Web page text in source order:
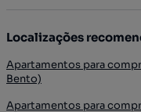
Localizações
Apartamentos para
Bento)
Apartamentos para